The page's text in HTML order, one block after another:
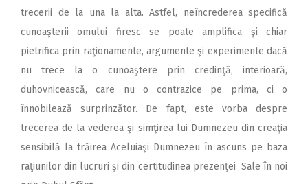
trecerii de la una la alta. Astfel, neîncrederea specifică
cunoaşterii omului firesc se poate amplifica şi chiar
pietrifica prin raţionamente, argumente şi experimente dacă
nu trece la o cunoaştere prin credinţă, interioară,
duhovnicească, care nu o contrazice pe prima, ci o
înnobilează surprinzător. De fapt, este vorba despre
trecerea de la vederea şi simţirea lui Dumnezeu din creaţia
sensibilă la trăirea Aceluiaşi Dumnezeu în ascuns pe baza
raţiunilor din lucruri şi din certitudinea prezenţei Sale în noi